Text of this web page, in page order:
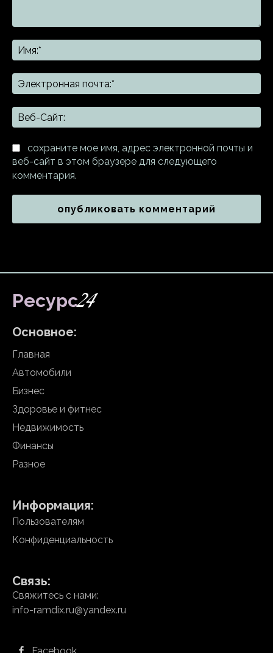
сохраните мое имя, адрес электронной почты и
веб-сайт в этом браузере для следующего
комментария.
Ресурс24
Основное:
Главная
Автомобили
Бизнес
Здоровье и фитнес
Недвижимость
Финансы
Разное
Информация:
Пользователям
Конфиденциальность
Связь:
Свяжитесь с нами:
info-ramdix.ru@yandex.ru
Facebook